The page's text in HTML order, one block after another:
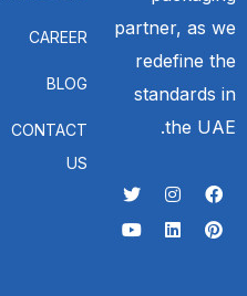
partner, as we
redefine the
standards in
the UAE.
CAREER
BLOG
CONTACT
US